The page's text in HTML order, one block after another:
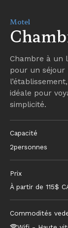
Motel
Chambre à
pour un séjour
idéale pour
simplicité.
Capacité
2personnes
Prix
À partir de 115$
Commodités